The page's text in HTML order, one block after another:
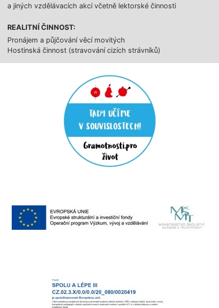
a jiných vzdělávacích akcí včetně lektorské činnosti
REALITNÍ ČINNOST:
Pronájem a půjčování věcí movitých
Hostinská činnost (stravování cizích strávníků)